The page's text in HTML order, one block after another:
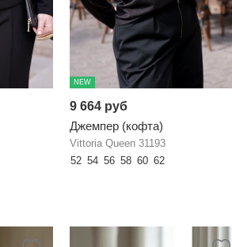
NEW
9 664 руб
Джемпер (кофта)
Vittoria Queen 31193
52 54 56 58 60 62